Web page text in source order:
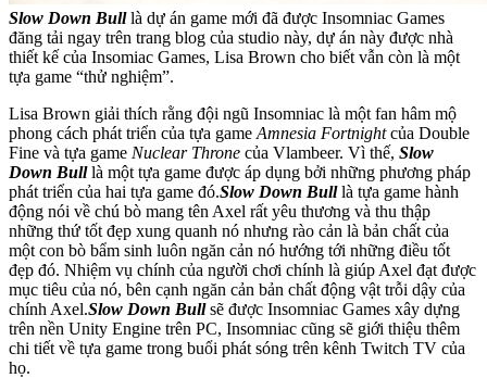
Slow Down Bull là dự án game mới đã được Insomniac Games
đăng tải ngay trên trang blog của studio này, dự án này được nhà
thiết kế của Insomiac Games, Lisa Brown cho biết vẫn còn là một
tựa game “thử nghiệm”.
Lisa Brown giải thích rằng đội ngũ Insomniac là một fan hâm mộ
phong cách phát triển của tựa game Amnesia Fortnightcủa Double
Fine và tựa game Nuclear Throne của Vlambeer. Vì thế, Slow
Down Bulllà một tựa game được áp dụng bởi những phương pháp
phát triển của hai tựa game đó.Slow Down Bulllà tựa game hành
động nói về chú bò mang tên Axel rất yêu thương và thu thập
những thứ tốt đẹp xung quanh nó nhưng rào cản là bản chất của
một con bò bẩm sinh luôn ngăn cản nó hướng tới những điều tốt
đẹp đó. Nhiệm vụ chính của người chơi chính là giúp Axel đạt được
mục tiêu của nó, bên cạnh ngăn cản bản chất động vật trỗi dậy của
chính Axel.Slow Down Bull sẽ được Insomniac Games xây dựng
trên nền Unity Engine trên PC, Insomniac cũng sẽ giới thiệu thêm
chi tiết về tựa game trong buổi phát sóng trên kênh Twitch TV của
họ.